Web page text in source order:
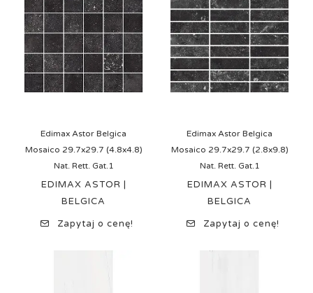
Edimax Astor Belgica
Mosaico 29.7x29.7 (4.8x4.8)
Nat. Rett. Gat.1
EDIMAX ASTOR |
BELGICA
Zapytaj o cenę!
Edimax Astor Belgica
Mosaico 29.7x29.7 (2.8x9.8)
Nat. Rett. Gat.1
EDIMAX ASTOR |
BELGICA
Zapytaj o cenę!